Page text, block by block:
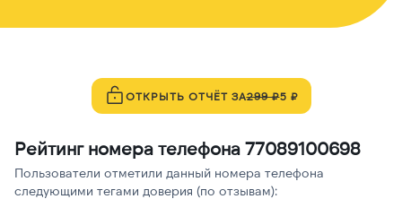
ОТКРЫТЬ ОТЧЁТ ЗА299 ₽5 ₽
Рейтинг номера телефона 77089100698
Пользователи отметили данный номера телефона
следующими тегами доверия (по отзывам):